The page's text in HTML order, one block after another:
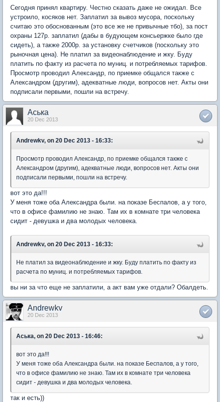
Сегодня принял квартиру. Честно сказать даже не ожидал. Все
устроило, косяков нет. Заплатил за вывоз мусора, поскольку
считаю это обоснованным (это все же не привычные тбо), за пост
охраны 127р. заплатил (дабы в будующем консьержке было где
сидеть), а также 2000р. за установку счетчиков (поскольку это
рыночная цена). Не платил за видеонаблюдение и жку. Буду
платить по факту из расчета по муниц. и потребляемых тарифов.
Просмотр проводил Александр, по приемке общался также с
Александром (другим), адекватные люди, вопросов нет. Акты они
подписали первыми, пошли на встречу.
Аська
20 Dec 2013
Andrewkv, on 20 Dec 2013 - 16:33:
Просмотр проводил Александр, по приемке общался также с
Александром (другим), адекватные люди, вопросов нет. Акты они
подписали первыми, пошли на встречу.
вот это да!!!
У меня тоже оба Александра были. на показе Беспалов, а у того,
что в офисе фамилию не знаю. Там их в комнате три человека
сидит - девушка и два молодых человека.
Andrewkv, on 20 Dec 2013 - 16:33:
Не платил за видеонаблюдение и жку. Буду платить по факту из
расчета по муниц. и потребляемых тарифов.
вы ни за что еще не заплатили, а акт вам уже отдали? Обалдеть.
Andrewkv
20 Dec 2013
Аська, on 20 Dec 2013 - 16:46:
вот это да!!!
У меня тоже оба Александра были. на показе Беспалов, а у того,
что в офисе фамилию не знаю. Там их в комнате три человека
сидит - девушка и два молодых человека.
так и есть))